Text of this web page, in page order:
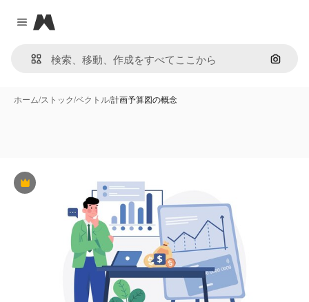
Close menu
Magnific
画像で
ホーム/ストック/ベクトル/計画予算図の概念
Premium